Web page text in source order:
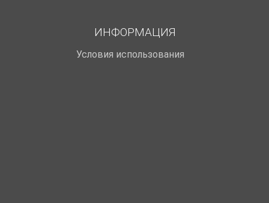
ИНФОРМАЦИЯ
Условия использования